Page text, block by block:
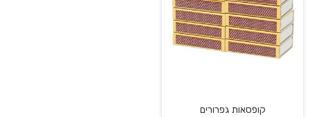
קופסאות גפרורים